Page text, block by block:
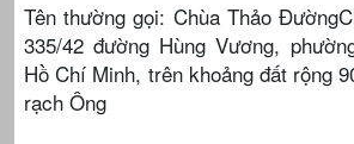
Tên thường gọi: Chùa Thảo
335/42 đường Hùng Vương,
Hồ Chí Minh, trên khoảng đất rộng
rạch Ông